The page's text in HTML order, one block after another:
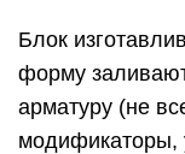
Блок
форму
арматуру (не